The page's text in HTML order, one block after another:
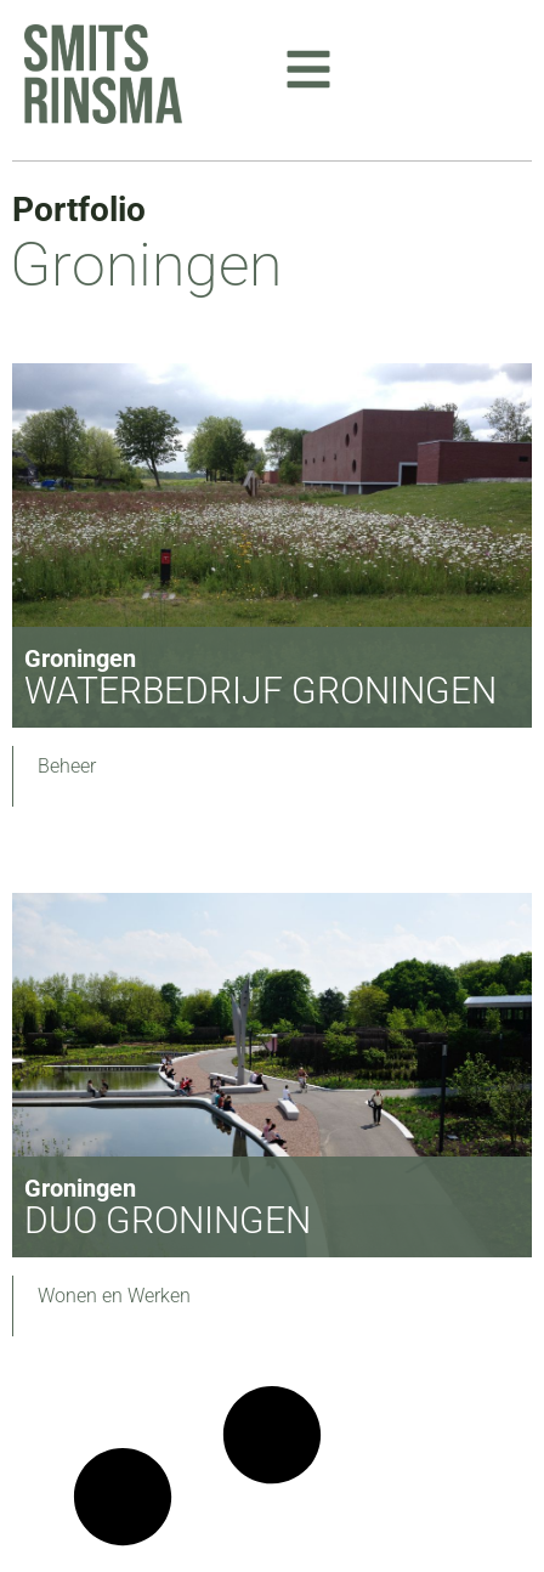
naar
inhoud
Portfolio
Groningen
Groningen
WATERBEDRIJF GRONINGEN
Beheer
Groningen
DUO GRONINGEN
Wonen en Werken